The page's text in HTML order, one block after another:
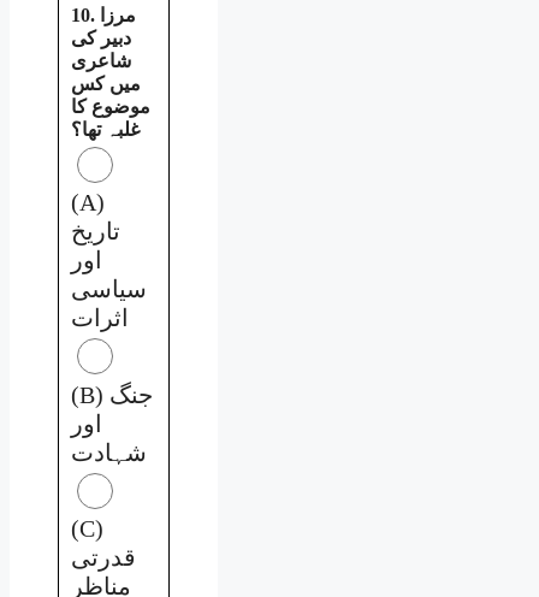
10. مرزا
دبیر کی
شاعری
میں کس
موضوع کا
غلبہ تھا؟
(A)
تاریخ
اور
سیاسی
اثرات
(B) جنگ
اور
شہادت
(C)
قدرتی
مناظر